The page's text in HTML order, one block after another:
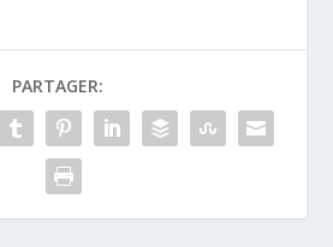
PARTAGER: